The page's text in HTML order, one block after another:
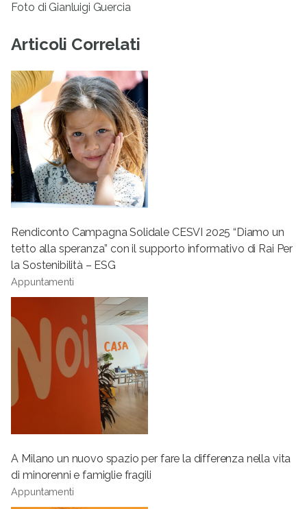
Foto di Gianluigi Guercia
Articoli Correlati
Rendiconto Campagna Solidale CESVI 2025 “Diamo un
tetto alla speranza” con il supporto informativo di Rai Per
la Sostenibilità – ESG
Appuntamenti
A Milano un nuovo spazio per fare la differenza nella vita
di minorenni e famiglie fragili
Appuntamenti